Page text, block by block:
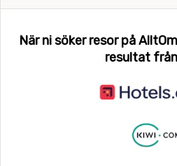
När ni söker resor på
resultat från